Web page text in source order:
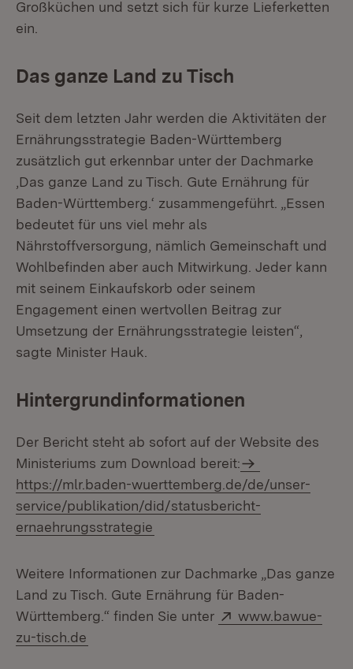
Großküchen und setzt sich für kurze Lieferketten
ein.
Das ganze Land zu Tisch
Seit dem letzten Jahr werden die Aktivitäten der
Ernährungsstrategie Baden-Württemberg
zusätzlich gut erkennbar unter der Dachmarke
‚Das ganze Land zu Tisch. Gute Ernährung für
Baden-Württemberg.‘ zusammengeführt. „Essen
bedeutet für uns viel mehr als
Nährstoffversorgung, nämlich Gemeinschaft und
Wohlbefinden aber auch Mitwirkung. Jeder kann
mit seinem Einkaufskorb oder seinem
Engagement einen wertvollen Beitrag zur
Umsetzung der Ernährungsstrategie leisten“,
sagte Minister Hauk.
Hintergrundinformationen
Der Bericht steht ab sofort auf der Website des
Ministeriums zum Download bereit:
https://mlr.baden-wuerttemberg.de/de/unser-
service/publikation/did/statusbericht-
ernaehrungsstrategie
Weitere Informationen zur Dachmarke „Das ganze
Land zu Tisch. Gute Ernährung für Baden-
Württemberg.“ finden Sie unter
Extern:
www.bawue-
zu-tisch.de